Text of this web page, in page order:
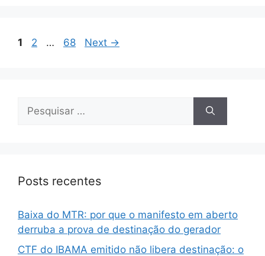
1 2 … 68 Next →
Posts recentes
Baixa do MTR: por que o manifesto em aberto
derruba a prova de destinação do gerador
CTF do IBAMA emitido não libera destinação: o